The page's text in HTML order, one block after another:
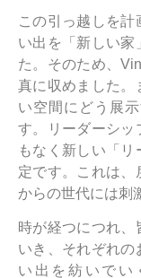
この引っ越しを計
い出を「新しい家
た。そのため、
真に収めました。
い空間にどう展
す。リーダーシッ
もなく新しい「
定です。これは、
からの世代には刺
時が経つにつれ、
いき、それぞれの
い出を紡いでい